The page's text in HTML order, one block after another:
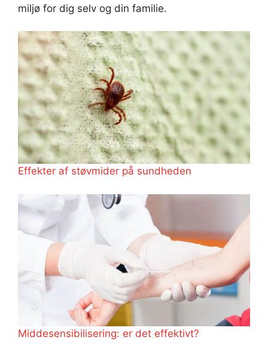
miljø for dig selv og din familie.
Effekter af støvmider på sundheden
Middesensibilisering: er det effektivt?